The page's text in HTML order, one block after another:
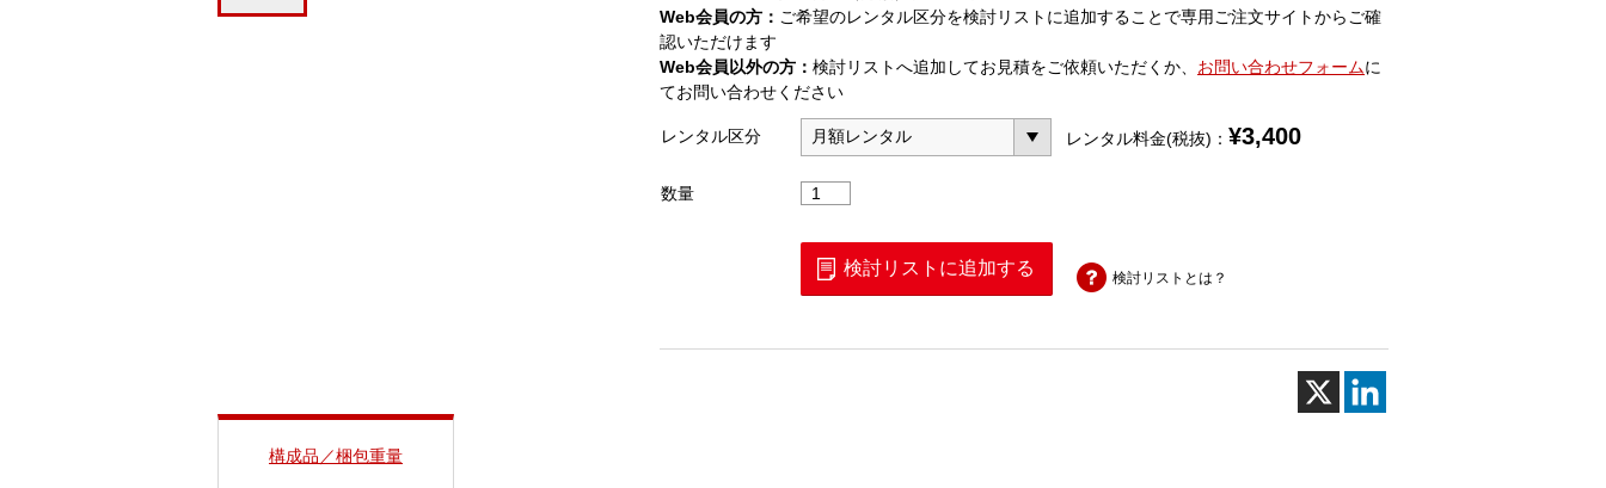
Web会員の方： ご希望のレンタル区分を検討リストに追加することで専用ご注文サイトからご確
認いただけます
Web会員以外の方： 検討リストへ追加してお見積をご依頼いただくか、 お問い合わせフォームに
てお問い合わせください
レンタル区分 レンタル料金(税抜)： ¥3,400
数量
固
減
器
検討リストに追加する 検討リストとは？
構成品／梱包重量